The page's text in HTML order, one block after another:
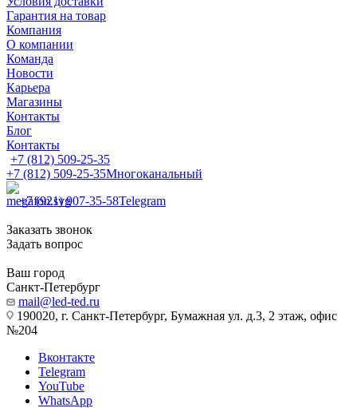
Гарантия на товар
Компания
О компании
Команда
Новости
Карьера
Магазины
Контакты
Блог
Контакты
+7 (812) 509-25-35
+7 (812) 509-25-35Многоканальный
+7 (921) 907-35-58Telegram
Заказать звонок
Задать вопрос
Ваш город
Санкт-Петербург
mail@led-ted.ru
190020, г. Санкт-Петербург, Бумажная ул. д.3, 2 этаж, офис
№204
Вконтакте
Telegram
YouTube
WhatsApp